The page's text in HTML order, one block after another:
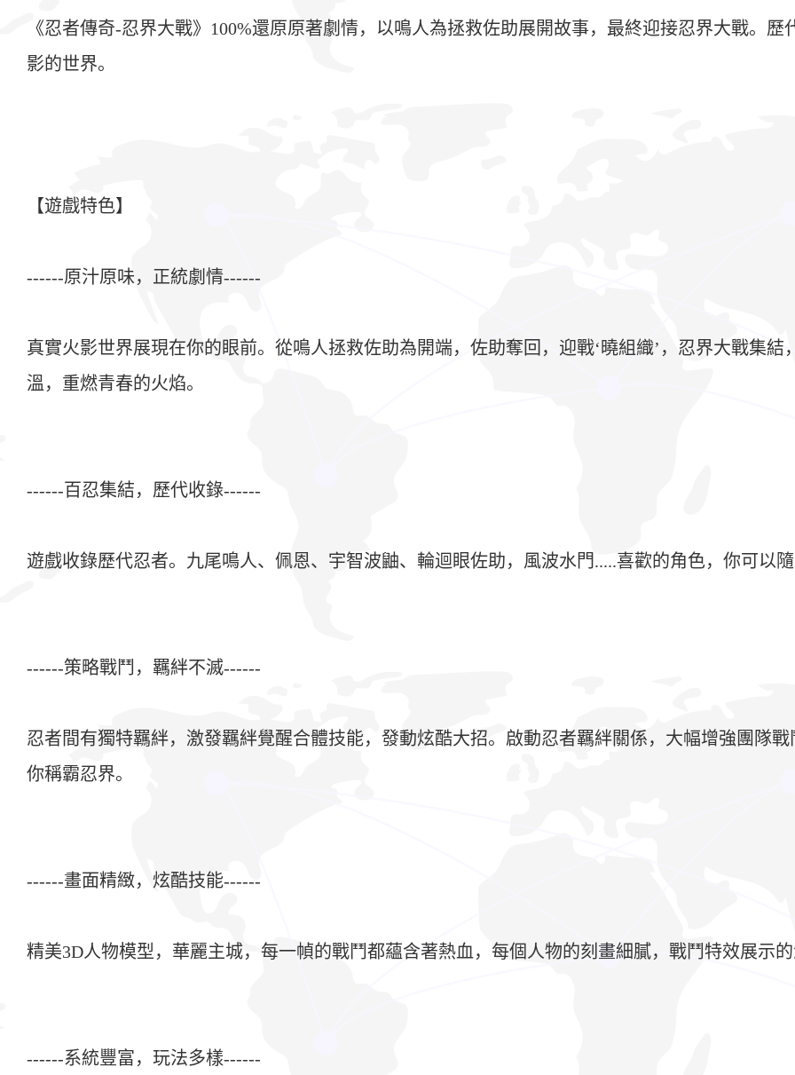
《忍者傳奇-忍界大戰》100%還原原著劇情，以鳴人為拯救佐助展開故事，最終迎接忍界大戰。
影的世界。
【遊戲特色】
------原汁原味，正統劇情------
真實火影世界展現在你的眼前。從鳴人拯救佐助為開端，佐助奪回，迎戰‘曉組織’，忍界大戰集
溫，重燃青春的火焰。
------百忍集結，歷代收錄------
遊戲收錄歷代忍者。九尾鳴人、佩恩、宇智波鼬、輪迴眼佐助，風波水門.....喜歡的角色，你可以
------策略戰鬥，羈絆不滅------
忍者間有獨特羈絆，激發羈絆覺醒合體技能，發動炫酷大招。啟動忍者羈絆關係，大幅增強團隊
你稱霸忍界。
------畫面精緻，炫酷技能------
精美3D人物模型，華麗主城，每一幀的戰鬥都蘊含著熱血，每個人物的刻畫細膩，戰鬥特效展示
------系統豐富，玩法多樣------